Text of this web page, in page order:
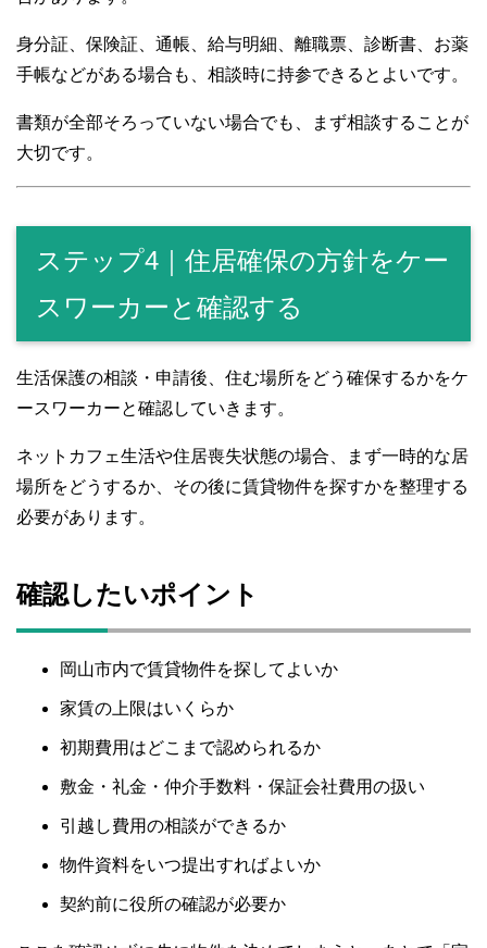
身分証、保険証、通帳、給与明細、離職票、診断書、お薬
手帳などがある場合も、相談時に持参できるとよいです。
書類が全部そろっていない場合でも、まず相談することが
大切です。
ステップ4｜住居確保の方針をケー
スワーカーと確認する
生活保護の相談・申請後、住む場所をどう確保するかをケ
ースワーカーと確認していきます。
ネットカフェ生活や住居喪失状態の場合、まず一時的な居
場所をどうするか、その後に賃貸物件を探すかを整理する
必要があります。
確認したいポイント
岡山市内で賃貸物件を探してよいか
家賃の上限はいくらか
初期費用はどこまで認められるか
敷金・礼金・仲介手数料・保証会社費用の扱い
引越し費用の相談ができるか
物件資料をいつ提出すればよいか
契約前に役所の確認が必要か